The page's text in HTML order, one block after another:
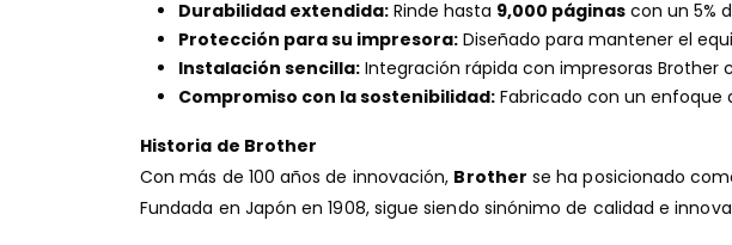
Durabilidad extendida: Rinde hasta 9,000 páginas con un 5%
Protección para su impresora: Diseñado para mantener el
Instalación sencilla: Integración rápida con impresoras Brother
Compromiso con la sostenibilidad: Fabricado con un enfoque
Historia de Brother
Con más de 100 años de innovación, Brother se ha posicionado
Fundada en Japón en 1908, sigue siendo sinónimo de calidad e